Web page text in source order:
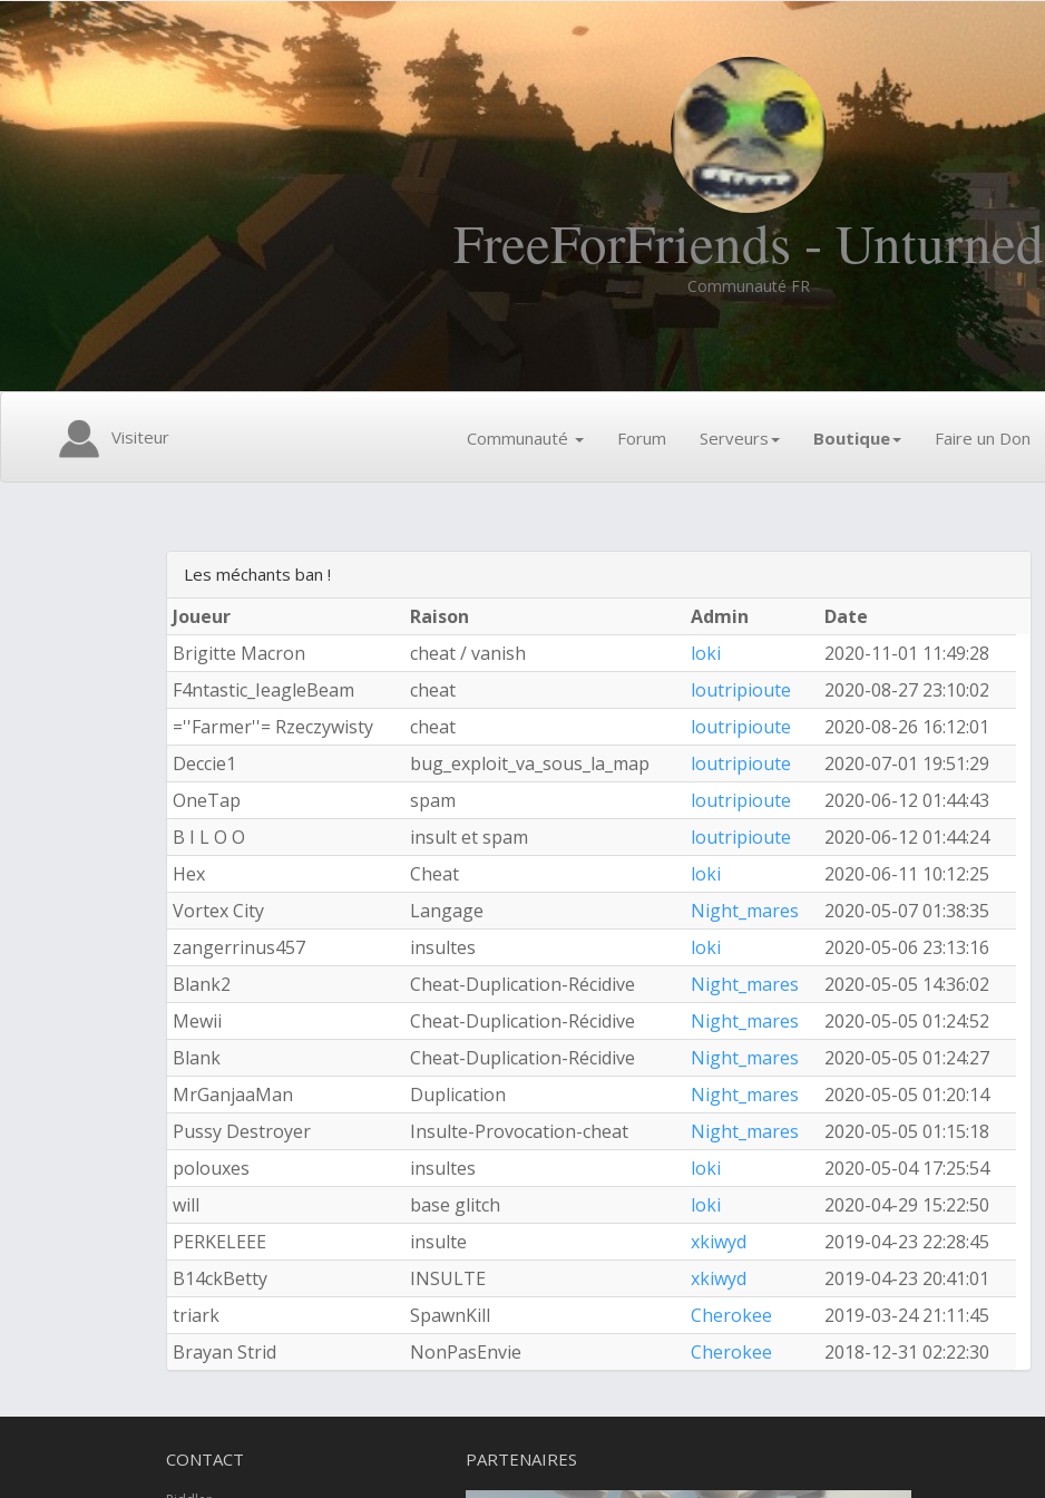
FreeForFriends - Unturned
Communauté FR
Visiteur Communauté Forum Serveurs Boutique Faire un Don
Les méchants ban !
Joueur Raison Admin
Date
Brigitte Macron
cheat / vanish loki
2020-11-01 11:49:28
F4ntastic_IeagleBeam
cheat loutripioute
2020-08-27 23:10:02
=''Farmer''= Rzeczywisty
cheat loutripioute
2020-08-26 16:12:01
Deccie1
bug_exploit_va_sous_la_map loutripioute
2020-07-01 19:51:29
OneTap
spam loutripioute
2020-06-12 01:44:43
B I L O O
insult et spam loutripioute
2020-06-12 01:44:24
Hex
Cheat loki
2020-06-11 10:12:25
Vortex City
Langage Night_mares
2020-05-07 01:38:35
zangerrinus457
insultes loki
2020-05-06 23:13:16
Blank2
Cheat-Duplication-Récidive Night_mares
2020-05-05 14:36:02
Mewii
Cheat-Duplication-Récidive Night_mares
2020-05-05 01:24:52
Blank
Cheat-Duplication-Récidive Night_mares
2020-05-05 01:24:27
MrGanjaaMan
Duplication Night_mares
2020-05-05 01:20:14
Pussy Destroyer
Insulte-Provocation-cheat Night_mares
2020-05-05 01:15:18
polouxes
insultes loki
2020-05-04 17:25:54
will
base glitch loki
2020-04-29 15:22:50
PERKELEEE
insulte xkiwyd
2019-04-23 22:28:45
B14ckBetty
INSULTE xkiwyd
2019-04-23 20:41:01
triark
SpawnKill Cherokee
2019-03-24 21:11:45
Brayan Strid
NonPasEnvie Cherokee 2018-12-31 02:22:30
CONTACT PARTENAIRES